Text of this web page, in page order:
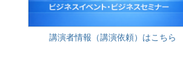
講演者情報（講演依頼）はこちら